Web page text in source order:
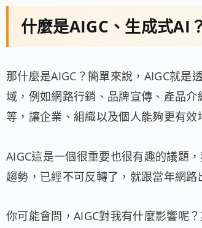
什麼是AIGC、生成式AI
那什麼是AIGC？簡單來說，AIGC就是
域，例如網路行銷、品牌宣傳、產品
等，讓企業、組織以及個人能夠更有效
AIGC這是一個很重要也很有趣的議題
趨勢，已經不可反轉了，就跟當年網
你可能會問，AIGC對我有什麼影響呢